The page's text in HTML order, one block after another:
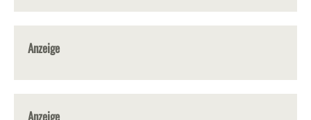
Anzeige
Anzeige